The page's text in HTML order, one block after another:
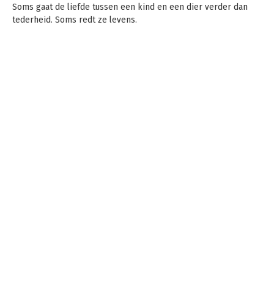
Soms gaat de liefde tussen een kind en een dier verder dan
tederheid. Soms redt ze levens.